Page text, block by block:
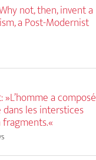
not, then, invent a
a Post-Modernist
a composé
les interstices
fragments.«